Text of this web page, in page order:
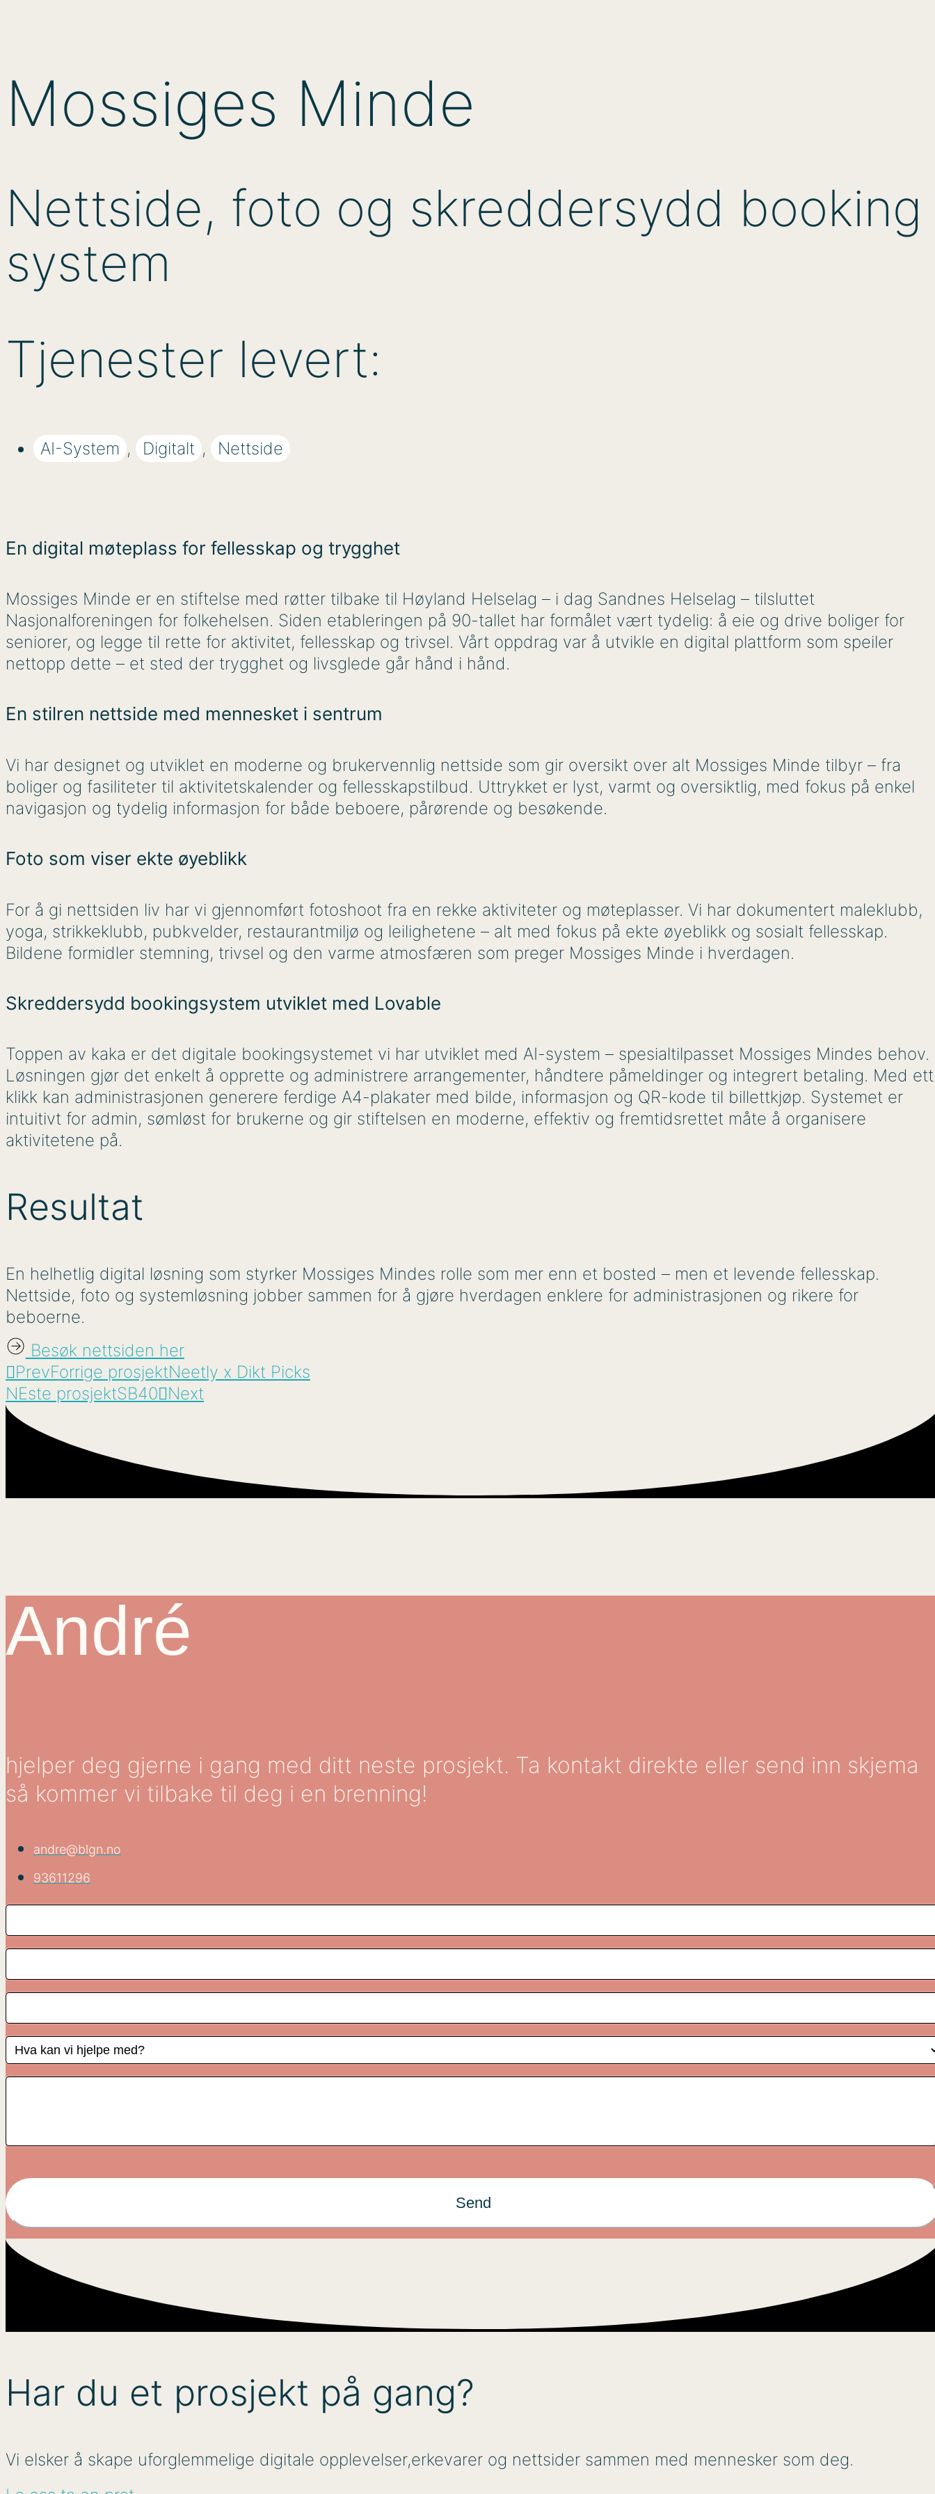
Mossiges Minde
Nettside, foto og skreddersydd booking
system
Tjenester levert:
AI-System , Digitalt , Nettside
En digital møteplass for fellesskap og trygghet
Mossiges Minde er en stiftelse med røtter tilbake til Høyland Helselag – i dag Sandnes Helselag – tilsluttet
Nasjonalforeningen for folkehelsen. Siden etableringen på 90-tallet har formålet vært tydelig: å eie og drive boliger for
seniorer, og legge til rette for aktivitet, fellesskap og trivsel. Vårt oppdrag var å utvikle en digital plattform som speiler
nettopp dette – et sted der trygghet og livsglede går hånd i hånd.
En stilren nettside med mennesket i sentrum
Vi har designet og utviklet en moderne og brukervennlig nettside som gir oversikt over alt Mossiges Minde tilbyr – fra
boliger og fasiliteter til aktivitetskalender og fellesskapstilbud. Uttrykket er lyst, varmt og oversiktlig, med fokus på enkel
navigasjon og tydelig informasjon for både beboere, pårørende og besøkende.
Foto som viser ekte øyeblikk
For å gi nettsiden liv har vi gjennomført fotoshoot fra en rekke aktiviteter og møteplasser. Vi har dokumentert maleklubb,
yoga, strikkeklubb, pubkvelder, restaurantmiljø og leilighetene – alt med fokus på ekte øyeblikk og sosialt fellesskap.
Bildene formidler stemning, trivsel og den varme atmosfæren som preger Mossiges Minde i hverdagen.
Skreddersydd bookingsystem utviklet med Lovable
Toppen av kaka er det digitale bookingsystemet vi har utviklet med AI-system – spesialtilpasset Mossiges Mindes behov.
Løsningen gjør det enkelt å opprette og administrere arrangementer, håndtere påmeldinger og integrert betaling. Med ett
klikk kan administrasjonen generere ferdige A4-plakater med bilde, informasjon og QR-kode til billettkjøp. Systemet er
intuitivt for admin, sømløst for brukerne og gir stiftelsen en moderne, effektiv og fremtidsrettet måte å organisere
aktivitetene på.
Resultat
En helhetlig digital løsning som styrker Mossiges Mindes rolle som mer enn et bosted – men et levende fellesskap.
Nettside, foto og systemløsning jobber sammen for å gjøre hverdagen enklere for administrasjonen og rikere for
beboerne.
Besøk nettsiden her
PrevForrige prosjektNeetly x Dikt Picks
NEste prosjektSB40 Next
André
hjelper deg gjerne i gang med ditt neste prosjekt. Ta kontakt direkte eller send inn skjema
så kommer vi tilbake til deg i en brenning!
andre@blgn.no
93611296
Contact
Email
Send
Har du et prosjekt på gang?
Vi elsker å skape uforglemmelige digitale opplevelser,erkevarer og nettsider sammen med mennesker som deg.